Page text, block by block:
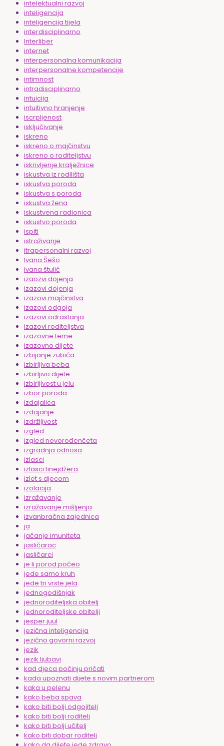
intelektualni razvoj
inteligencija
inteligencija tijela
interdisciplinarno
Interliber
internet
interpersonalna komunikacija
interpersonalne kompetencije
intimnost
intradisciplinarno
intuicija
intuitivno hranjenje
iscrpljenost
isključivanje
iskreno
iskreno o majčinstvu
iskreno o roditeljstvu
iskrivljenje kralježnice
iskustva iz rodilišta
iskustva poroda
iskustva s poroda
iskustva žena
iskustvena radionica
iskustvo poroda
ispiti
istraživanje
itrapersonalni razvoj
Ivana Šešo
ivana štulić
izaozvi dojenja
izazovi dojenja
izazovi majčinstva
izazovi odgoja
izazovi odrastanja
izazovi roditeljstva
izazovne teme
izazovno dijete
izbijanje zubića
izbirljiva beba
izbirljivo dijete
izbirljivost u jelu
izbor poroda
izdajalica
izdajanje
izdržljivost
izgled
izgled novorođenčeta
izgradnja odnosa
izlasci
izlasci tinejdžera
izlet s djecom
izolacija
izražavanje
izražavanje mišljenja
izvanbračna zajednica
ja
jačanje imuniteta
jasličarac
jasličarci
je li porod počeo
jede samo kruh
jede tri vrste jela
jednogodišnjak
jednoroditeljska obitelj
jednoroditeljske obitelji
jesper juul
jezična inteligencija
jezično govorni razvoj
jezik
jezik ljubavi
kad djeca počinju pričati
kada upoznati dijete s novim partnerom
kaka u pelenu
kako beba spava
kako biti bolji odgojitelj
kako biti bolji roditelj
kako biti bolji učitelj
kako biti dobar roditelj